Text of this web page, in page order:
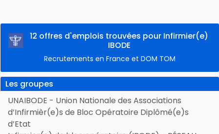
12 offres d'emplois trouvées pour Infirmier(e)
IBODE
Recrutements en France et DOM TOM
Les groupes
UNAIBODE - Union Nationale des Associations
d’Infirmièr(e)s de Bloc Opératoire Diplômé(e)s
d’Etat